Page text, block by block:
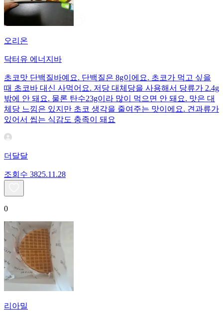
오리온
닥터유 에너지바
초코맛 단백질바예요. 단백질은 8g이에요. 초코가 먹고 싶을
때 초코바 대신 사먹어요. 저당 대체당을 사용해서 당류가 2.4g
밖에 안 돼요. 물론 탄수23g이라 많이 먹으면 안 돼요. 맛은 대
체당 느낌은 있지만 초코 생각을 줄여주는 맛이에요. 견과류가
있어서 씹는 식감도 충족이 돼요
더달달
조회수 3825.11.28
0
리아밀